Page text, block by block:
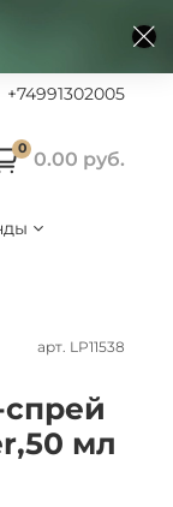
+74991302005
0 0.00 руб.
арт. LP11538
мл